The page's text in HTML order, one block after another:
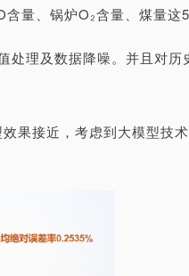
量、锅炉O₂含量、煤量这
理及数据降噪。并且对历
果接近，考虑到大模型技